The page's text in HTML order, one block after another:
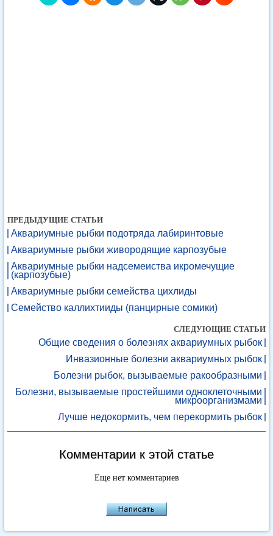
ПРЕДЫДУЩИЕ СТАТЬИ
Аквариумные рыбки подотряда лабиринтовые
Аквариумные рыбки живородящие карпозубые
Аквариумные рыбки надсемеиства икромечущие
(карпозубые)
Аквариумные рыбки семейства цихлиды
Семейство каллихтииды (панцирные сомики)
СЛЕДУЮЩИЕ СТАТЬИ
Общие сведения о болезнях аквариумных рыбок
Инвазионные болезни аквариумных рыбок
Болезни рыбок, вызываемые ракообразными
Болезни, вызываемые простейшими одноклеточными
микроорганизмами
Лучше недокормить, чем перекормить рыбок
Комментарии к этой статье
Еще нет комментариев